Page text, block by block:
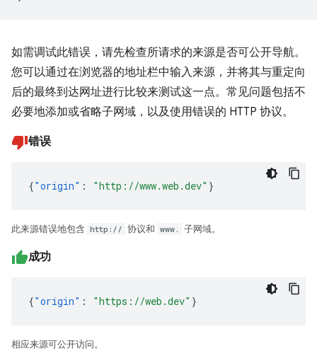
如需调试此错误，请先检查所请求的来源是否可公开导航。
您可以通过在浏览器的地址栏中输入来源，并将其与重定向
后的最终到达网址进行比较来测试这一点。常见问题包括不
必要地添加或省略子网域，以及使用错误的 HTTP 协议。
错误
{"origin" : "http://www.web.dev" }
此来源错误地包含 http:// 协议和 www. 子网域。
成功
{"origin" : "https://web.dev" }
相应来源可公开访问。